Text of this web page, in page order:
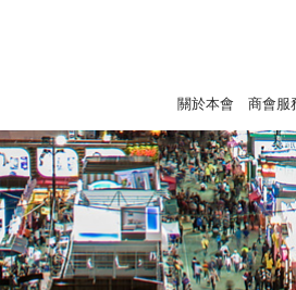
關於本會 商會服